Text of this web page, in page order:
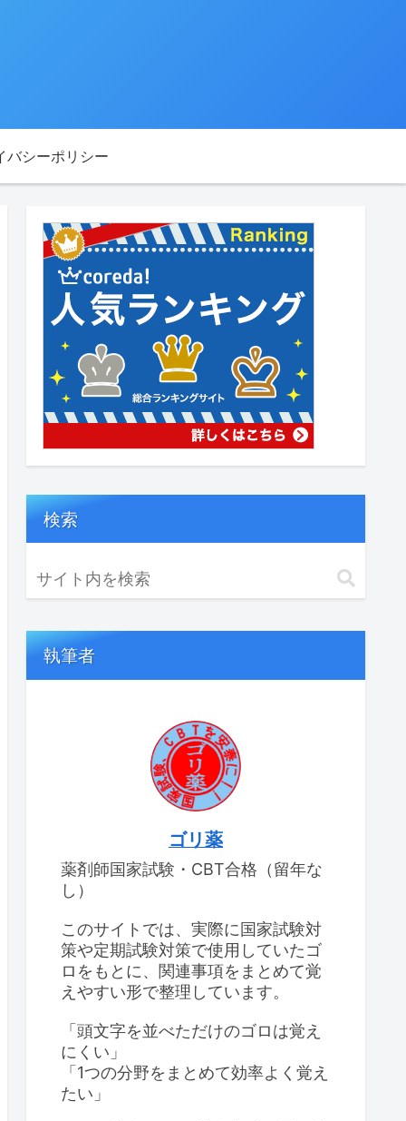
バシーポリシー
検索
執筆者
ゴリ薬
薬剤師国家試験・CBT合格（留年な
し）
このサイトでは、実際に国家試験対
策や定期試験対策で使用していたゴ
ロをもとに、関連事項をまとめて覚
えやすい形で整理しています。
「頭文字を並べただけのゴロは覚え
にくい」
「1つの分野をまとめて効率よく覚え
たい」